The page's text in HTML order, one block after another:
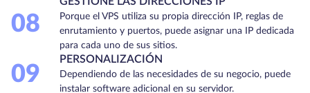
08
Porque el VPS utiliza su propia dirección IP, reglas de
enrutamiento y puertos, puede asignar una IP dedicada
para cada uno de sus sitios.
09
PERSONALIZACIÓN
Dependiendo de las necesidades de su negocio, puede
instalar software adicional en su servidor.